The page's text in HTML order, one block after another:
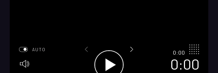
0:00
0:00
AUTO